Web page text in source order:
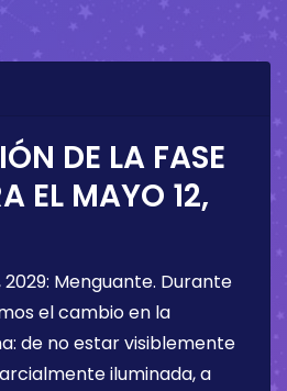
DE LA FASE
EL MAYO 12,
2029: Menguante. Durante
el cambio en la
de no estar visiblemente
iluminada, a